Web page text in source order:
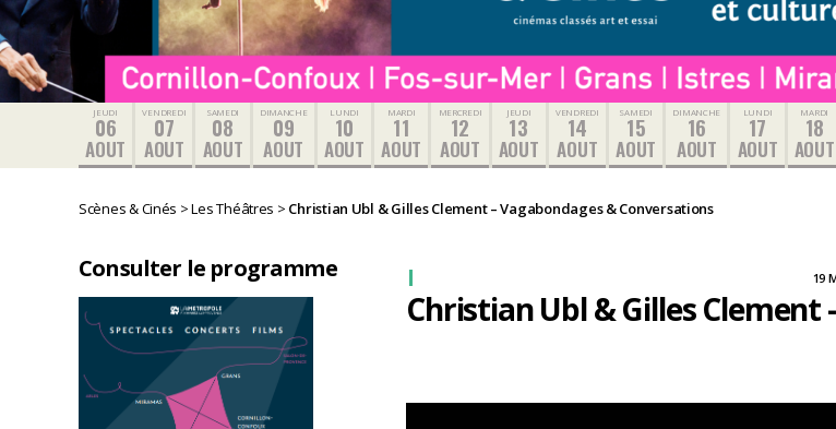
JEUDI
06
AOUT
VENDREDI
07
AOUT
SAMEDI
08
AOUT
DIMANCHE
09
AOUT
LUNDI
10
AOUT
MARDI
11
AOUT
MERCREDI
12
AOUT
JEUDI
13
AOUT
VENDREDI
14
AOUT
SAMEDI
15
AOUT
DIMANCHE
16
AOUT
LUNDI
17
AOUT
MARDI
18
AOUT
Scènes & Cinés >Les Théâtres > Christian Ubl & Gilles Clement – Vagabondages & Conversations
Consulter le programme
Christian Ubl & Gilles
19